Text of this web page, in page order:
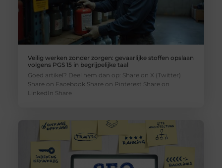
Veilig werken zonder zorgen: gevaarlijke stoffen opslaan
volgens PGS 15 in begrijpelijke taal
Goed artikel? Deel hem dan op: Share on X (Twitter)
Share on Facebook Share on Pinterest Share on
LinkedIn Share